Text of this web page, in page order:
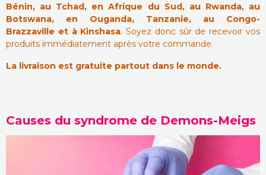
Bénin, au Tchad, en Afrique du Sud, au Rwanda, au
Botswana, en Ouganda, Tanzanie, au Congo-
Brazzaville et à Kinshasa. Soyez donc sûr de recevoir vos
produits immédiatement après votre commande.
La livraison est gratuite partout dans le monde.
Causes du syndrome de Demons-Meigs